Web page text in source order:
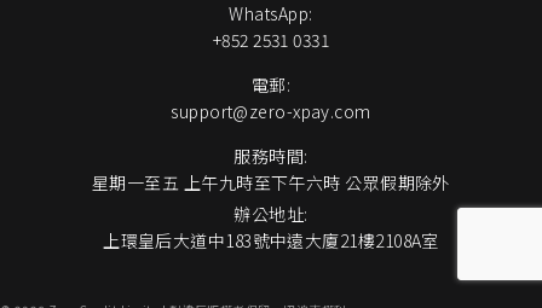
WhatsApp:
+852 2531 0331
電郵:
support@zero-xpay.com
服務時間:
星期一至五 上午九時至下午六時 公眾假期除外
辦公地址:
上環皇后大道中183號中遠大廈21樓2108A室